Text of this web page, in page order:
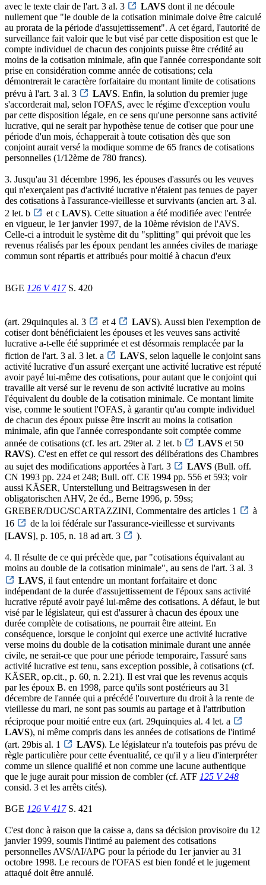
avec le texte clair de l'art. 3 al. 3
LAVS dont il ne découle
nullement que "le double de la cotisation minimale doive être calculé
au prorata de la période d'assujettissement". A cet égard, l'autorité de
surveillance fait valoir que le but visé par cette disposition est que le
compte individuel de chacun des conjoints puisse être crédité au
moins de la cotisation minimale, afin que l'année correspondante soit
prise en considération comme année de cotisations; cela
démontrerait le caractère forfaitaire du montant limite de cotisations
prévu à l'art. 3 al. 3
LAVS. Enfin, la solution du premier juge
s'accorderait mal, selon l'OFAS, avec le régime d'exception voulu
par cette disposition légale, en ce sens qu'une personne sans activité
lucrative, qui ne serait par hypothèse tenue de cotiser que pour une
période d'un mois, échapperait à toute cotisation dès que son
conjoint aurait versé la modique somme de 65 francs de cotisations
personnelles (1/12ème de 780 francs).
3. Jusqu'au 31 décembre 1996, les épouses d'assurés ou les veuves
qui n'exerçaient pas d'activité lucrative n'étaient pas tenues de payer
des cotisations à l'assurance-vieillesse et survivants (ancien art. 3 al.
2 let. b
et c LAVS). Cette situation a été modifiée avec l'entrée
en vigueur, le 1er janvier 1997, de la 10ème révision de l'AVS.
Celle-ci a introduit le système dit du "splitting" qui prévoit que les
revenus réalisés par les époux pendant les années civiles de mariage
commun sont répartis et attribués pour moitié à chacun d'eux
BGE 126 V 417S. 420
(art. 29quinquies al. 3 et 4 LAVS). Aussi bien l'exemption de
cotiser dont bénéficiaient les épouses et les veuves sans activité
lucrative a-t-elle été supprimée et est désormais remplacée par la
fiction de l'art. 3 al. 3 let. a
LAVS, selon laquelle le conjoint sans
activité lucrative d'un assuré exerçant une activité lucrative est réputé
avoir payé lui-même des cotisations, pour autant que le conjoint qui
travaille ait versé sur le revenu de son activité lucrative au moins
l'équivalent du double de la cotisation minimale. Ce montant limite
vise, comme le soutient l'OFAS, à garantir qu'au compte individuel
de chacun des époux puisse être inscrit au moins la cotisation
minimale, afin que l'année correspondante soit comptée comme
année de cotisations (cf. les art. 29ter al. 2 let. b
LAVS et 50
RAVS). C'est en effet ce qui ressort des délibérations des Chambres
au sujet des modifications apportées à l'art. 3
LAVS (Bull. off.
CN 1993 pp. 224 et 248; Bull. off. CE 1994 pp. 556 et 593; voir
aussi KÄSER, Unterstellung und Beitragswesen in der
obligatorischen AHV, 2e éd., Berne 1996, p. 59ss;
GREBER/DUC/SCARTAZZINI, Commentaire des articles 1
à
16
de la loi fédérale sur l'assurance-vieillesse et survivants
[LAVS], p. 105, n. 18 ad art. 3 ).
4. Il résulte de ce qui précède que, par "cotisations équivalant au
moins au double de la cotisation minimale", au sens de l'art. 3 al. 3
LAVS, il faut entendre un montant forfaitaire et donc
indépendant de la durée d'assujettissement de l'époux sans activité
lucrative réputé avoir payé lui-même des cotisations. A défaut, le but
visé par le législateur, qui est d'assurer à chacun des époux une
durée complète de cotisations, ne pourrait être atteint. En
conséquence, lorsque le conjoint qui exerce une activité lucrative
verse moins du double de la cotisation minimale durant une année
civile, ne serait-ce que pour une période temporaire, l'assuré sans
activité lucrative est tenu, sans exception possible, à cotisations (cf.
KÄSER, op.cit., p. 60, n. 2.21). Il est vrai que les revenus acquis
par les époux B. en 1998, parce qu'ils sont postérieurs au 31
décembre de l'année qui a précédé l'ouverture du droit à la rente de
vieillesse du mari, ne sont pas soumis au partage et à l'attribution
réciproque pour moitié entre eux (art. 29quinquies al. 4 let. a
LAVS), ni même compris dans les années de cotisations de l'intimé
(art. 29bis al. 1
LAVS). Le législateur n'a toutefois pas prévu de
règle particulière pour cette éventualité, ce qu'il y a lieu d'interpréter
comme un silence qualifié et non comme une lacune authentique
que le juge aurait pour mission de combler (cf. ATF 125 V 248
consid. 3 et les arrêts cités).
BGE 126 V 417S. 421
C'est donc à raison que la caisse a, dans sa décision provisoire du 12
janvier 1999, soumis l'intimé au paiement des cotisations
personnelles AVS/AI/APG pour la période du 1er janvier au 31
octobre 1998. Le recours de l'OFAS est bien fondé et le jugement
attaqué doit être annulé.